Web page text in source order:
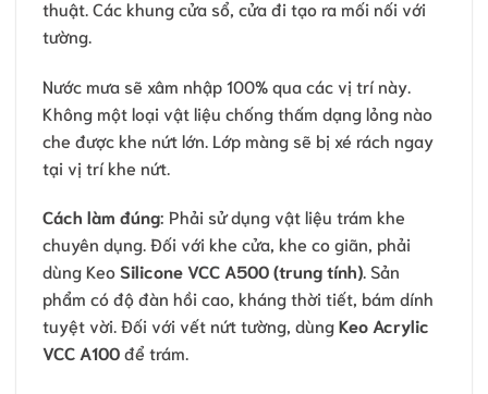
thuật. Các khung cửa sổ, cửa đi tạo ra mối nối với
tường.
Nước mưa sẽ xâm nhập 100% qua các vị trí này.
Không một loại vật liệu chống thấm dạng lỏng nào
che được khe nứt lớn. Lớp màng sẽ bị xé rách ngay
tại vị trí khe nứt.
Cách làm đúng: Phải sử dụng vật liệu trám khe
chuyên dụng. Đối với khe cửa, khe co giãn, phải
dùng KeoSilicone VCC A500 (trung tính). Sản
phẩm có độ đàn hồi cao, kháng thời tiết, bám dính
tuyệt vời. Đối với vết nứt tường, dùngKeo Acrylic
VCC A100để trám.